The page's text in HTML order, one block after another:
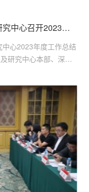
北京大学视频与视觉技术国家工程研究中心召开2023年度工作总结会议
心2023年度工作总结
研究中心本部、深圳
次会议还特别邀请了
技有限公司、福州城
产业发展有限公司、
编解码技术实验室、